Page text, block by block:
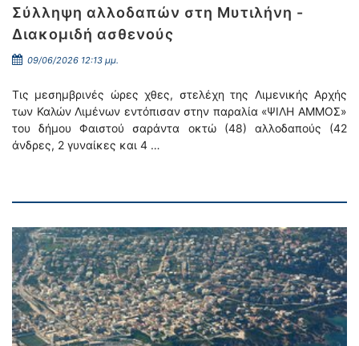
Σύλληψη αλλοδαπών στη Μυτιλήνη -
Διακομιδή ασθενούς
09/06/2026 12:13 μμ.
Τις μεσημβρινές ώρες χθες, στελέχη της Λιμενικής Αρχής
των Καλών Λιμένων εντόπισαν στην παραλία «ΨΙΛΗ ΑΜΜΟΣ»
του δήμου Φαιστού σαράντα οκτώ (48) αλλοδαπούς (42
άνδρες, 2 γυναίκες και 4 …